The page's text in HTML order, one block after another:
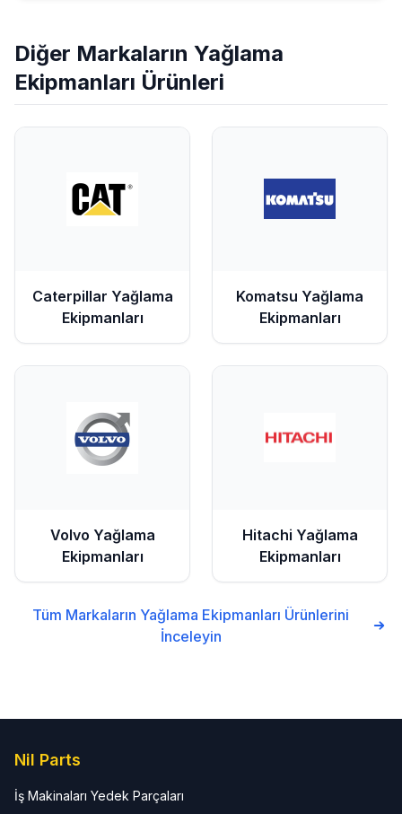
Diğer Markaların Yağlama
Ekipmanları Ürünleri
Caterpillar Yağlama
Ekipmanları
Komatsu Yağlama
Ekipmanları
Volvo Yağlama
Ekipmanları
Hitachi Yağlama
Ekipmanları
Tüm Markaların Yağlama Ekipmanları Ürünlerini
İnceleyin
Nil Parts
İş Makinaları Yedek Parçaları